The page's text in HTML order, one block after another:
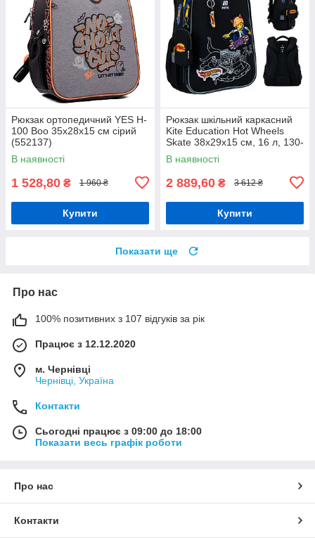
Рюкзак ортопедичний YES H-
100 Boo 35х28х15 см сірий
(552137)
В наявності
1 528,80 ₴ 1 960 ₴
Купити
Рюкзак шкільний каркасний
Kite Education Hot Wheels
Skate 38x29x15 см, 16 л, 130-
145 см, чорний
В наявності
2 889,60 ₴ 3 612 ₴
Купити
Показати ще
Про нас
100% позитивних з 107 відгуків за рік
Працює з 12.12.2020
м. Чернівці
Чернівці, Україна
Контакти
Сьогодні працює з 09:00 до 18:00
Показати весь графік роботи
Про нас
Контакти